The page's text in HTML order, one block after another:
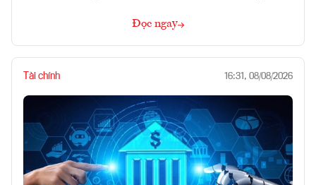
Đọc ngay
Tài chính 16:31, 08/08/2026